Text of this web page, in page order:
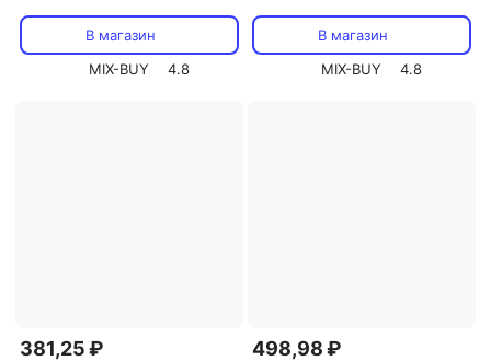
лампа, цена за 1 шт.
В магазин
MIX-BUY
4.8
В магазин
MIX-BUY
4.8
381,25 ₽ 498,98 ₽